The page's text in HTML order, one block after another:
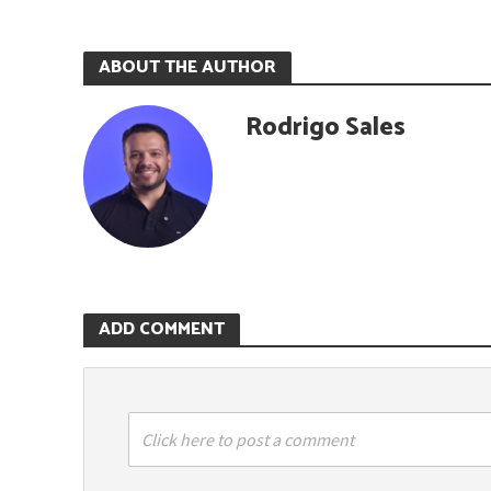
ABOUT THE AUTHOR
Rodrigo Sales
ADD COMMENT
Click here to post a comment